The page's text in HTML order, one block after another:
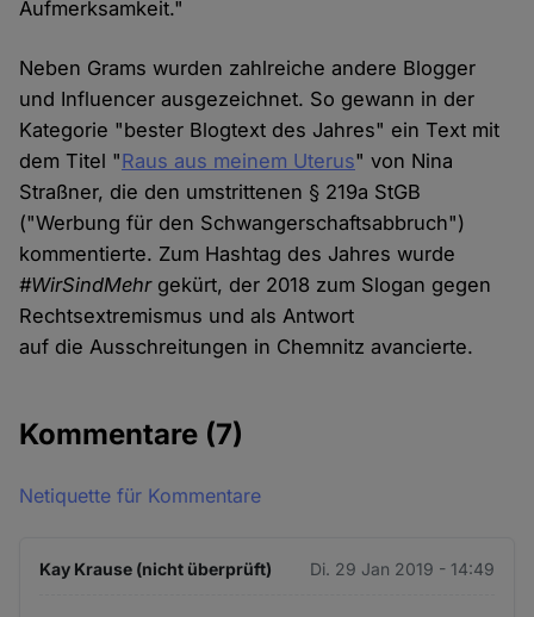
Aufmerksamkeit."
Neben Grams wurden zahlreiche andere Blogger
und Influencer ausgezeichnet. So gewann in der
Kategorie "bester Blogtext des Jahres" ein Text mit
dem Titel "Raus aus meinem Uterus" von Nina
Straßner, die den umstrittenen § 219a StGB
("Werbung für den Schwangerschaftsabbruch")
kommentierte. Zum Hashtag des Jahres wurde
#WirSindMehrgekürt, der 2018 zum Slogan gegen
Rechtsextremismus und als Antwort
auf die Ausschreitungen in Chemnitz avancierte.
Kommentare (7)
Netiquette für Kommentare
Kay Krause (nicht überprüft) Di. 29 Jan 2019 - 14:49